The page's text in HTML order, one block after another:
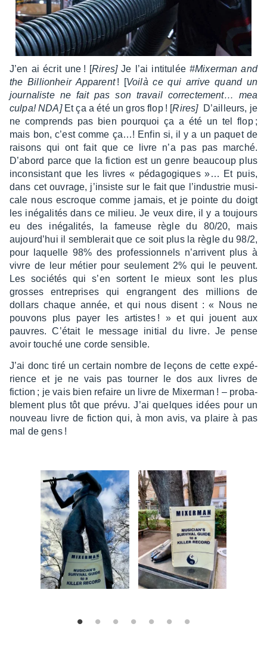
J’en ai écrit une ! [Rires]Je l’ai inti­tu­lée #Mixer­man and
the Billion­heir Appa­rent! [Voilà ce qui arrive quand un
jour­na­liste ne fait pas son travail correc­te­ment… mea
culpa! NDA]Et ça a été un gros flop ! [Rires]
D’ailleurs, je
ne comprends pas bien pourquoi ça a été un tel flop ;
mais bon, c’est comme ça…! Enfin si, il y a un paquet de
raisons qui ont fait que ce livre n’a pas pas marché.
D’abord parce que la fiction est un genre beau­coup plus
incon­sis­tant que les livres « péda­go­giques »… Et puis,
dans cet ouvrage, j’in­siste sur le fait que l’in­dus­trie musi­
cale nous escroque comme jamais, et je pointe du doigt
les inéga­li­tés dans ce milieu. Je veux dire, il y a toujours
eu des inéga­li­tés, la fameuse règle du 80/20, mais
aujour­d’hui il semble­rait que ce soit plus la règle du 98/2,
pour laquelle 98% des profes­sion­nels n’ar­rivent plus à
vivre de leur métier pour seule­ment 2% qui le peuvent.
Les socié­tés qui s’en sortent le mieux sont les plus
grosses entre­prises qui engrangent des millions de
dollars chaque année, et qui nous disent : « Nous ne
pouvons plus payer les artistes ! » et qui jouent aux
pauvres. C’était le message initial du livre. Je pense
avoir touché une corde sensible.
J’ai donc tiré un certain nombre de leçons de cette expé­
rience et je ne vais pas tour­ner le dos aux livres de
fiction ; je vais bien refaire un livre de Mixer­man ! – proba­
ble­ment plus tôt que prévu. J’ai quelques idées pour un
nouveau livre de fiction qui, à mon avis, va plaire à pas
mal de gens !